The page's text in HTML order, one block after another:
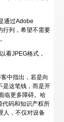
通过Adobe
行列，希望不需要
看JPEG格式，
中指出，若是向
是这笔钱，而是开
临更多障碍。哈
代码和知识产权所
人，不仅对设备